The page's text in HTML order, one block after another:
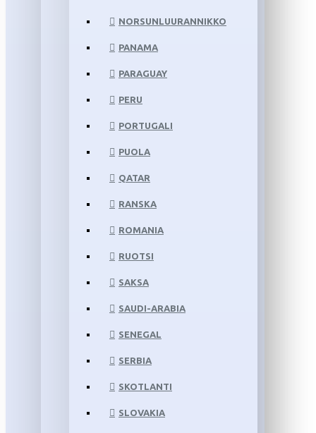
NORSUNLUURANNIKKO
PANAMA
PARAGUAY
PERU
PORTUGALI
PUOLA
QATAR
RANSKA
ROMANIA
RUOTSI
SAKSA
SAUDI-ARABIA
SENEGAL
SERBIA
SKOTLANTI
SLOVAKIA